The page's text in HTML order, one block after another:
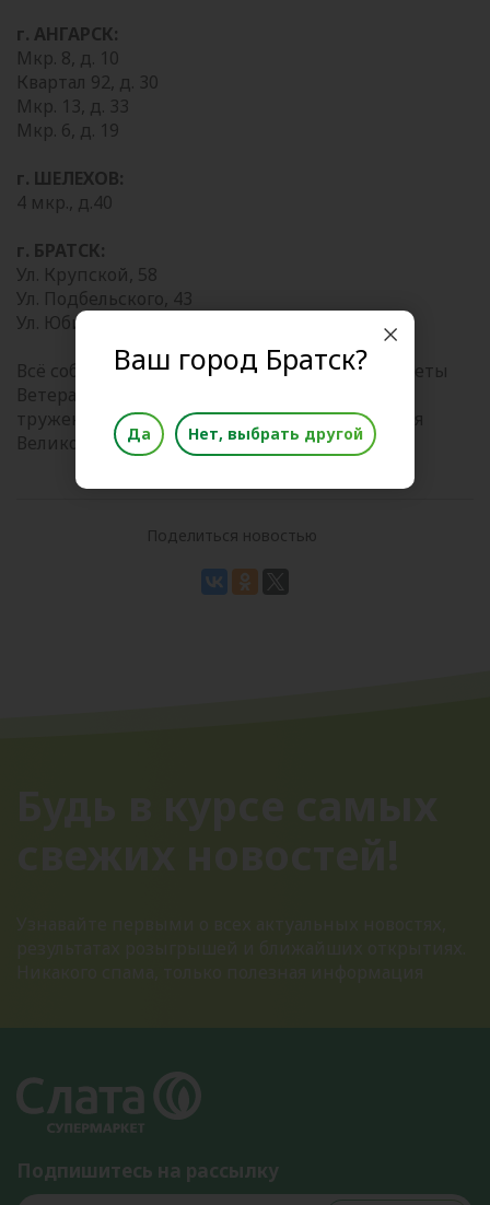
г. АНГАРСК:
Мкр. 8, д. 10
Квартал 92, д. 30
Мкр. 13, д. 33
Мкр. 6, д. 19
г. ШЕЛЕХОВ:
4 мкр., д.40
г. БРАТСК:
Ул. Крупской, 58
Ул. Подбельского, 43
Ул. Юбилейная, 4
Всё собранные подарки мы передадим в Советы
Ветеранов для вручения участникам ВОВ,
труженикам тыла и детям войны в канун Дня
Великой Победы.
Поделиться новостью
Подпишитесь на рассылку
Ваш город Братск?
Да Нет, выбрать другой